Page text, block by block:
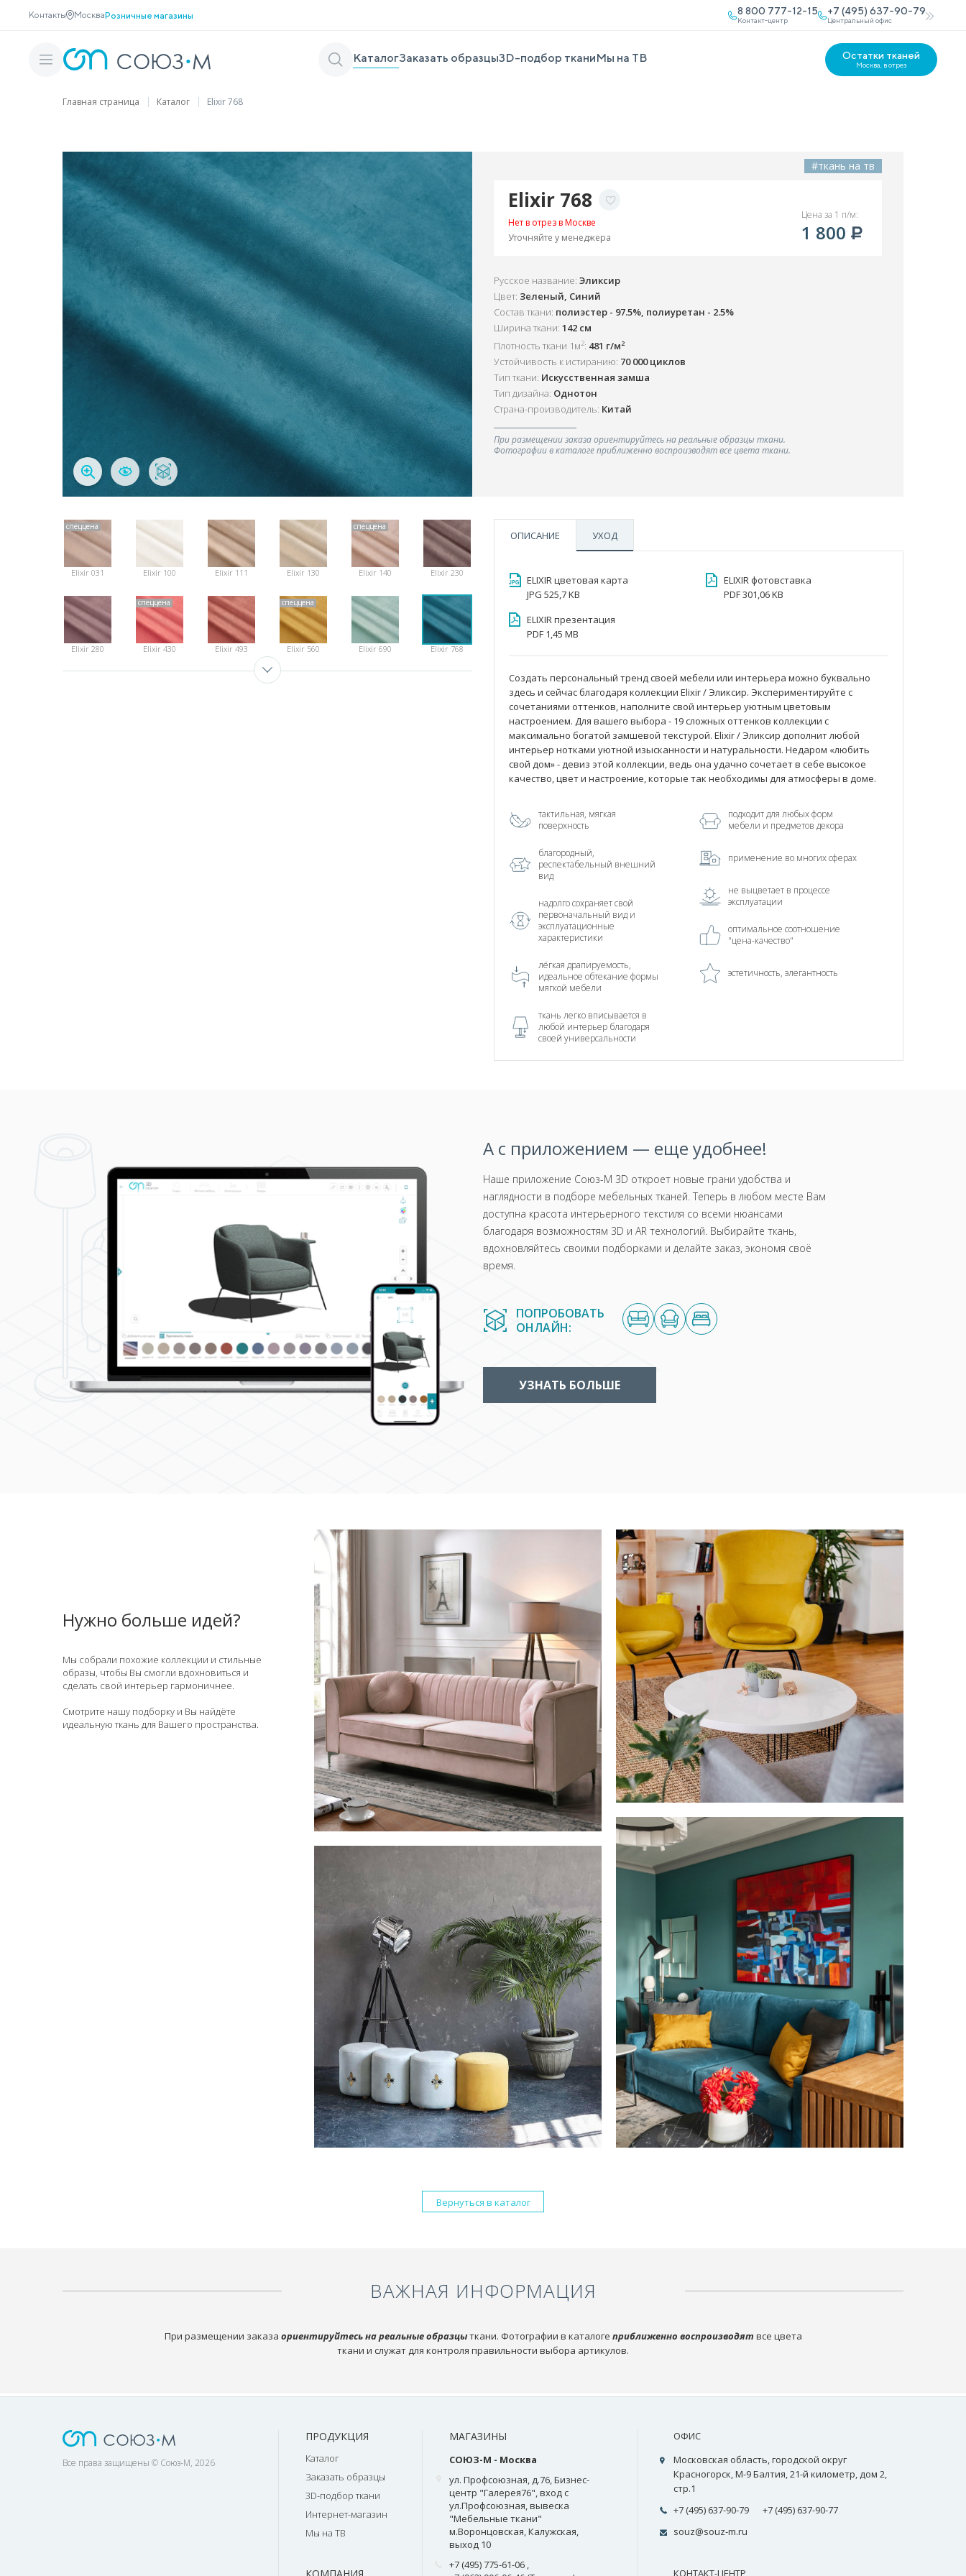
Контакты МоскваРозничные магазины 8 800 777-12-15
Контакт-центр
+7 (495) 637-90-79
Центральный офис
КаталогЗаказать образцы3D-подбор тканиМы на ТВ Остатки тканей
Москва, в отрез
Главная страница Каталог Elixir 768
спеццена
Elixir 031 Elixir 100 Elixir 111 Elixir 130
спеццена
Elixir 140 Elixir 230
Elixir 280
спеццена
Elixir 430 Elixir 493
спеццена
Elixir 560 Elixir 690 Elixir 768
#ткань на тв
Elixir 768
Нет в отрез в Москве
Уточняйте у менеджера
Цена за 1 п/м:
1 800
Русское название: Эликсир
Цвет: Зеленый, Синий
Состав ткани: полиэстер - 97.5%, полиуретан - 2.5%
Ширина ткани: 142 см
Плотность ткани 1м2: 481 г/м2
Устойчивость к истиранию: 70 000 циклов
Тип ткани: Искусственная замша
Тип дизайна: Однотон
Страна-производитель: Китай
При размещении заказа ориентируйтесь на реальные образцы ткани.
Фотографии в каталоге приближенно воспроизводят все цвета ткани.
ОПИСАНИЕ УХОД
ELIXIR цветовая карта
JPG 525,7 KB
ELIXIR фотовставка
PDF 301,06 KB
ELIXIR презентация
PDF 1,45 MB
Создать персональный тренд своей мебели или интерьера можно буквально
здесь и сейчас благодаря коллекции Elixir / Эликсир. Экспериментируйте с
сочетаниями оттенков, наполните свой интерьер уютным цветовым
настроением. Для вашего выбора - 19 сложных оттенков коллекции с
максимально богатой замшевой текстурой. Elixir / Эликсир дополнит любой
интерьер нотками уютной изысканности и натуральности. Недаром «любить
свой дом» - девиз этой коллекции, ведь она удачно сочетает в себе высокое
качество, цвет и настроение, которые так необходимы для атмосферы в доме.
тактильная, мягкая
поверхность
благородный,
респектабельный внешний
вид
надолго сохраняет свой
первоначальный вид и
эксплуатационные
характеристики
лёгкая драпируемость,
идеальное обтекание формы
мягкой мебели
ткань легко вписывается в
любой интерьер благодаря
своей универсальности
подходит для любых форм
мебели и предметов декора
применение во многих сферах
не выцветает в процессе
эксплуатации
оптимальное соотношение
"цена-качество"
эстетичность, элегантность
А с приложением — еще удобнее!
Наше приложение Союз-М 3D откроет новые грани удобства и
наглядности в подборе мебельных тканей. Теперь в любом месте Вам
доступна красота интерьерного текстиля со всеми нюансами
благодаря возможностям 3D и AR технологий. Выбирайте ткань,
вдохновляйтесь своими подборками и делайте заказ, экономя своё
время.
ПОПРОБОВАТЬ
ОНЛАЙН:
УЗНАТЬ БОЛЬШЕ
Нужно больше идей?
Мы собрали похожие коллекции и стильные
образы, чтобы Вы смогли вдохновиться и
сделать свой интерьер гармоничнее.
Смотрите нашу подборку и Вы найдёте
идеальную ткань для Вашего пространства.
Вернуться в каталог
ВАЖНАЯ ИНФОРМАЦИЯ
При размещении заказа ориентируйтесь на реальные образцыткани. Фотографии в каталоге приближенно воспроизводят все цвета
ткани и служат для контроля правильности выбора артикулов.
Все права защищены © Союз-М, 2026
ПРОДУКЦИЯ
Каталог
Заказать образцы
3D-подбор ткани
Интернет-магазин
Мы на ТВ
МАГАЗИНЫ
СОЮЗ-М - Москва
ул. Профсоюзная, д.76, Бизнес-
центр "Галерея76", вход с
ул.Профсоюзная, вывеска
"Мебельные ткани"
м.Воронцовская, Калужская,
выход 10
+7 (495) 775-61-06 ,
ОФИС
Московская область, городской округ
Красногорск, М-9 Балтия, 21-й километр, дом 2,
стр.1
+7 (495) 637-90-79
+7 (495) 637-90-77
souz@souz-m.ru
КОНТАКТ-ЦЕНТР